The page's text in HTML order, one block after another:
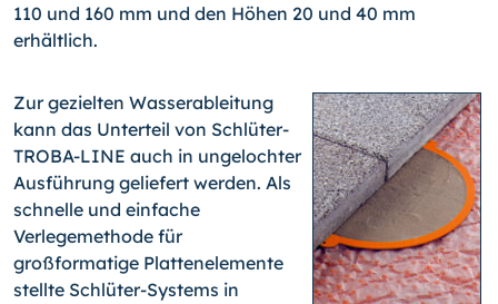
110 und 160 mm und den Höhen 20 und 40 mm
erhältlich.
Zur gezielten Wasserableitung
kann das Unterteil von Schlüter-
TROBA-LINE auch in ungelochter
Ausführung geliefert werden. Als
schnelle und einfache
Verlegemethode für
großformatige Plattenelemente
stellte Schlüter-Systems in